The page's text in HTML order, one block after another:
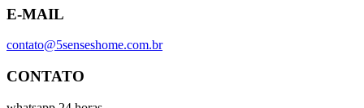
E-MAIL
contato@5senseshome.com.br
CONTATO